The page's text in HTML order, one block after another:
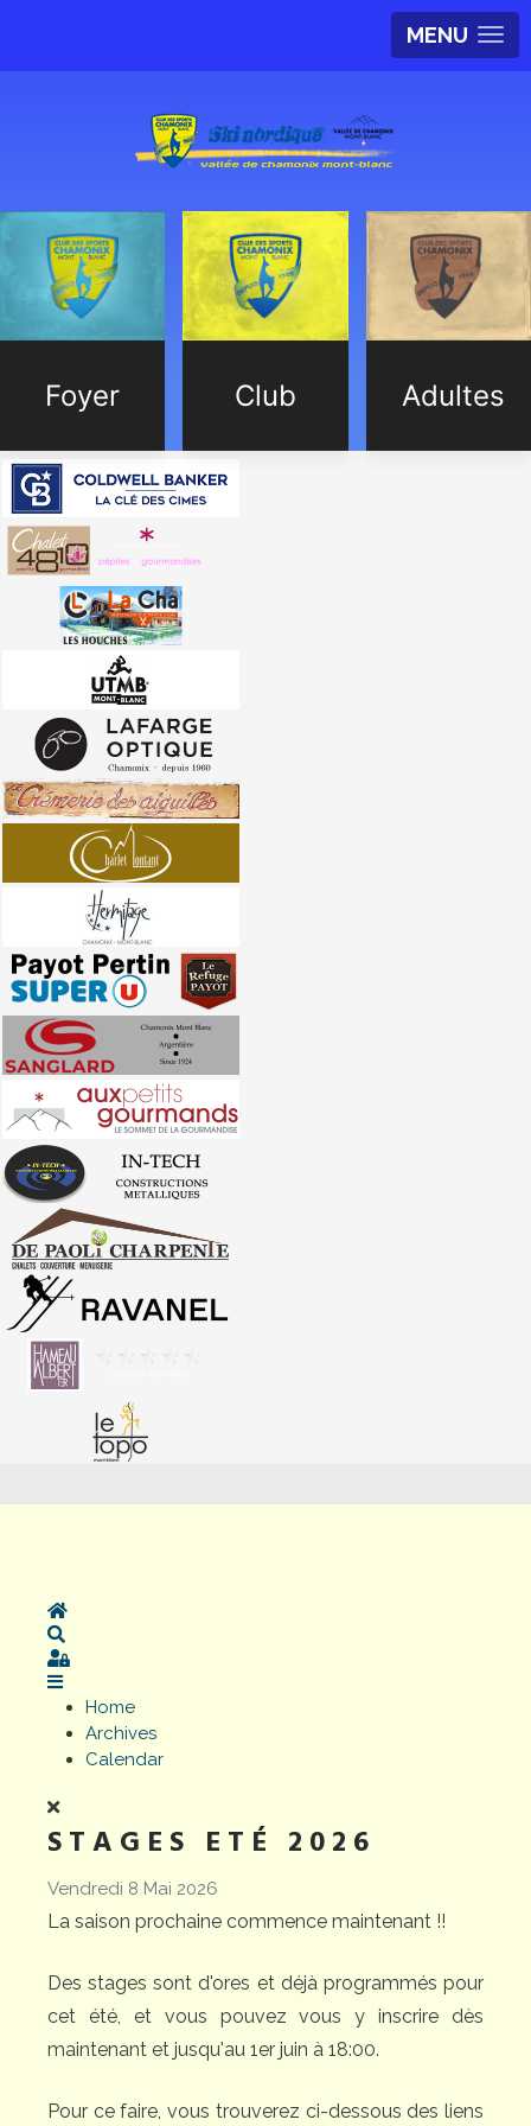
MENU
Foyer Club Adultes
Home
Sign In
Home
Archives
Calendar
STAGES ETÉ 2026
Vendredi 8 Mai 2026
La saison prochaine commence maintenant !!
Des stages sont d'ores et déjà programmés pour
cet été, et vous pouvez vous y inscrire dès
maintenant et jusqu'au 1er juin à 18:00.
Pour ce faire, vous trouverez ci-dessous des liens